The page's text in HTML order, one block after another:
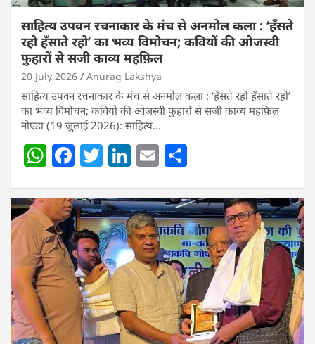
साहित्य उपवन रचनाकार के मंच से अनमोल कला : ‘हॅंसते
रहो हॅंसाते रहो’ का भव्य विमोचन; कवियों की ओजस्वी
फुहारों से सजी काव्य महफ़िल
20 July 2026 Anurag Lakshya
साहित्य उपवन रचनाकार के मंच से अनमोल कला : ‘हॅंसते रहो हॅंसाते रहो’
का भव्य विमोचन; कवियों की ओजस्वी फुहारों से सजी काव्य महफ़िल
नोएडा (19 जुलाई 2026): साहित्य…
W
at
s
A
p
p
F
c
e
b
o
o
k
T
itt
er
Li
k
e
dI
n
E
ai
l
ar
e